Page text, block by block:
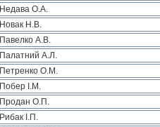
Недава О.А.
Новак Н.В.
Павелко А.В.
Палатний А.Л.
Петренко О.М.
Побер І.М.
Продан О.П.
Рибак І.П.